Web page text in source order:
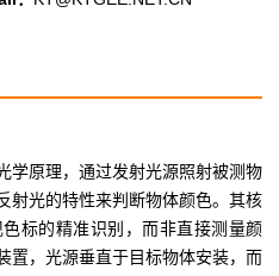
学原理，通过发射光源照射被测物
射光的特性来判断物体颜色。其核
标的精准识别，而非直接测量颜
置，光源垂直于目标物体安装，而